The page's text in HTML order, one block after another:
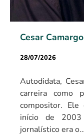
Cesar
28/07/2026
Autodidata,
carreira como
compositor.
início de 2003
jornalístico era o…